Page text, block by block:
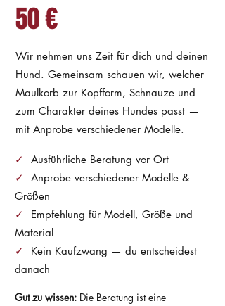
50 €
Wir nehmen uns Zeit für dich und deinen
Hund. Gemeinsam schauen wir, welcher
Maulkorb zur Kopfform, Schnauze und
zum Charakter deines Hundes passt —
mit Anprobe verschiedener Modelle.
✓
Ausführliche Beratung vor Ort
✓
Anprobe verschiedener Modelle &
Größen
✓
Empfehlung für Modell, Größe und
Material
✓
Kein Kaufzwang — du entscheidest
danach
Gut zu wissen: Die Beratung ist eine